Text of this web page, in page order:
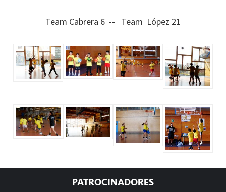
Team Cabrera 6 -- Team López 21
PATROCINADORES